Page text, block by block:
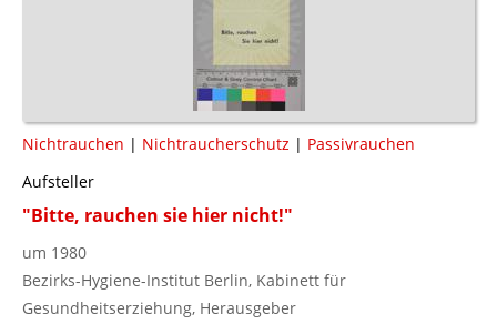
Nichtrauchen | Nichtraucherschutz | Passivrauchen
Aufsteller
"Bitte, rauchen sie hier nicht!"
um 1980
Bezirks-Hygiene-Institut Berlin, Kabinett für
Gesundheitserziehung, Herausgeber